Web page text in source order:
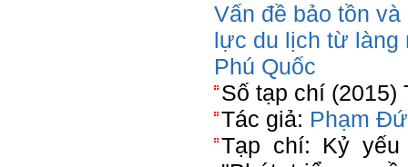
Vấn đề bảo tồn
lực du lịch từ làng
Phú Quốc
Số tạp chí (2015)
Tác giả: Phạm
Tạp chí: Kỷ